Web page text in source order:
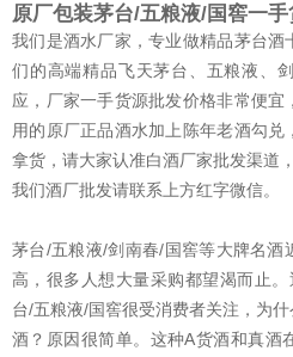
原厂包装茅台/五粮液/国窖一
我们是酒水厂家，专业做精品茅台
们的高端精品飞天茅台、五粮液、
应，厂家一手货源批发价格非常便
用的原厂正品酒水加上陈年老酒勾
拿货，请大家认准白酒厂家批发渠道
我们酒厂批发请联系上方红字微信。
茅台/五粮液/剑南春/国窖等大牌名酒
高，很多人想大量采购都望渴而止
台/五粮液/国窖很受消费者关注，为
酒？原因很简单。这种A货酒和真酒